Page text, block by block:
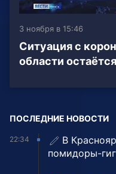
3 ноября в 15:46
Ситуация с
области
ПОСЛЕДНИЕ НОВОСТИ
22:34
В
помидоры-